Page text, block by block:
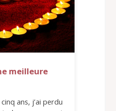
meilleure
ans, j’ai perdu